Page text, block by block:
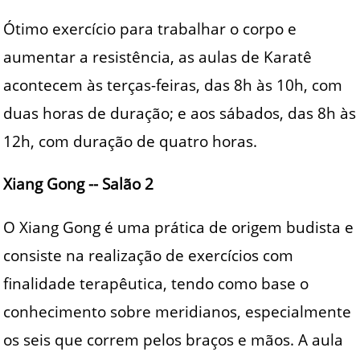
Ótimo exercício para trabalhar o corpo e
aumentar a resistência, as aulas de Karatê
acontecem às terças-feiras, das 8h às 10h, com
duas horas de duração; e aos sábados, das 8h às
12h, com duração de quatro horas.
Xiang Gong -- Salão 2
O Xiang Gong é uma prática de origem budista e
consiste na realização de exercícios com
finalidade terapêutica, tendo como base o
conhecimento sobre meridianos, especialmente
os seis que correm pelos braços e mãos. A aula